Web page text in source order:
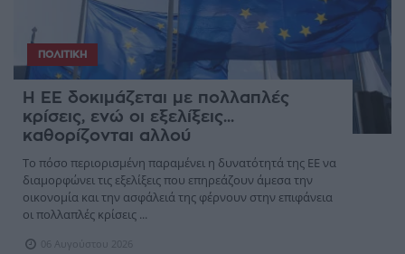
ΠΟΛΙΤΙΚΉ
Η ΕΕ δοκιμάζεται με πολλαπλές
κρίσεις, ενώ οι εξελίξεις...
καθορίζονται αλλού
Το πόσο περιορισμένη παραμένει η δυνατότητά της ΕΕ να
διαμορφώνει τις εξελίξεις που επηρεάζουν άμεσα την
οικονομία και την ασφάλειά της φέρνουν στην επιφάνεια
οι πολλαπλές κρίσεις ...
06 Αυγούστου 2026